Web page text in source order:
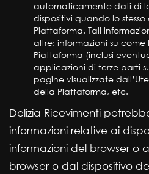
automaticamente dati di
dispositivi quando lo
Piattaforma. Tali
altre: informazioni su come
Piattaforma (inclusi
applicazioni di terze parti
pagine visualizzate
della Piattaforma, etc.
Delizia Ricevimenti
informazioni relative ai
informazioni del browser o
browser o dal dispositivo